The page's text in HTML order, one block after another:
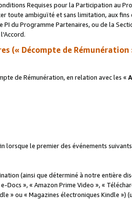
Requises pour la Participation au
toute ambiguïté et sans limitation, aux
du Programme Partenaires, ou de la
(« Décompte de Rémunération
de Rémunération, en relation avec les «
lorsque le premier des événements
(ainsi que déterminé à notre entière
», « Amazon Prime Video », «
» ou « Magazines électroniques Kindle »)